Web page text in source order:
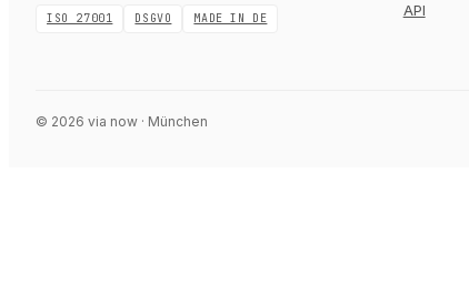
ISO 27001 DSGVO MADE IN DE
API
© 2026 via now · München